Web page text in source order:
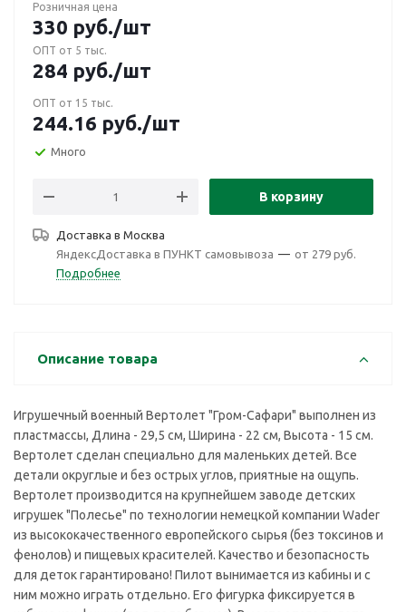
Розничная цена
330 руб./шт
ОПТ от 5 тыс.
284 руб./шт
ОПТ от 15 тыс.
244.16 руб./шт
Много
В корзину
Доставка в Москва
ЯндексДоставка в ПУНКТ самовывоза — от 279 руб.
Подробнее
Описание товара
Игрушечный военный Вертолет "Гром-Сафари" выполнен из
пластмассы, Длина - 29,5 см, Ширина - 22 см, Высота - 15 см.
Вертолет сделан специально для маленьких детей. Все
детали округлые и без острых углов, приятные на ощупь.
Вертолет производится на крупнейшем заводе детских
игрушек "Полесье" по технологии немецкой компании Wader
из высококачественного европейского сырья (без токсинов и
фенолов) и пищевых красителей. Качество и безопасность
для деток гарантировано! Пилот вынимается из кабины и с
ним можно играть отдельно. Его фигурка фиксируется в